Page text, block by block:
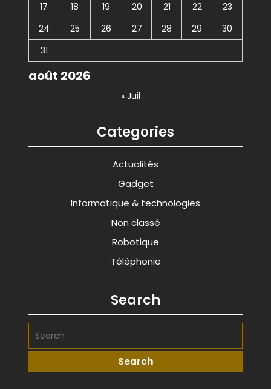
août 2026
17
18 19 20 21 22
23
24
25 26 27 28 29
30
31
« Juil
Categories
Actualités
Gadget
Informatique & technologies
Non classé
Robotique
Téléphonie
Search